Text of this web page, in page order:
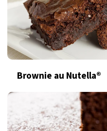
Brownie au Nutella®